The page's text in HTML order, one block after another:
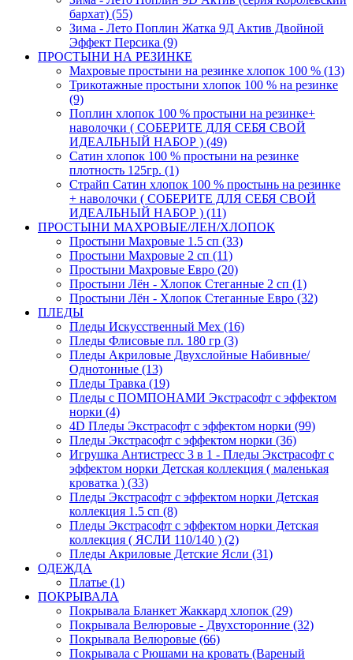
бархат) (55)
Зима - Лето Поплин Жатка 9Д Актив Двойной
Эффект Персика (9)
ПРОСТЫНИ НА РЕЗИНКЕ
Махровые простыни на резинке хлопок 100 % (13)
Трикотажные простыни хлопок 100 % на резинке
(9)
Поплин хлопок 100 % простыни на резинке+
наволочки ( СОБЕРИТЕ ДЛЯ СЕБЯ СВОЙ
ИДЕАЛЬНЫЙ НАБОР ) (49)
Сатин хлопок 100 % простыни на резинке
плотность 125гр. (1)
Страйп Сатин хлопок 100 % простынь на резинке
+ наволочки ( СОБЕРИТЕ ДЛЯ СЕБЯ СВОЙ
ИДЕАЛЬНЫЙ НАБОР ) (11)
ПРОСТЫНИ МАХРОВЫЕ/ЛЕН/ХЛОПОК
Простыни Махровые 1.5 сп (33)
Простыни Махровые 2 сп (11)
Простыни Махровые Евро (20)
Простыни Лён - Хлопок Стеганные 2 сп (1)
Простыни Лён - Хлопок Стеганные Евро (32)
ПЛЕДЫ
Пледы Искусственный Мех (16)
Пледы Флисовые пл. 180 гр (3)
Пледы Акриловые Двухслойные Набивные/
Однотонные (13)
Пледы Травка (19)
Пледы с ПОМПОНАМИ Экстрасофт с эффектом
норки (4)
4D Пледы Экстрасофт с эффектом норки (99)
Пледы Экстрасофт с эффектом норки (36)
Игрушка Антистресс 3 в 1 - Пледы Экстрасофт с
эффектом норки Детская коллекция ( маленькая
кроватка ) (33)
Пледы Экстрасофт с эффектом норки Детская
коллекция 1.5 сп (8)
Пледы Экстрасофт с эффектом норки Детская
коллекция ( ЯСЛИ 110/140 ) (2)
Пледы Акриловые Детские Ясли (31)
ОДЕЖДА
Платье (1)
ПОКРЫВАЛА
Покрывала Бланкет Жаккард хлопок (29)
Покрывала Велюровые - Двухсторонние (32)
Покрывала Велюровые (66)
Покрывала с Рюшами на кровать (Вареный